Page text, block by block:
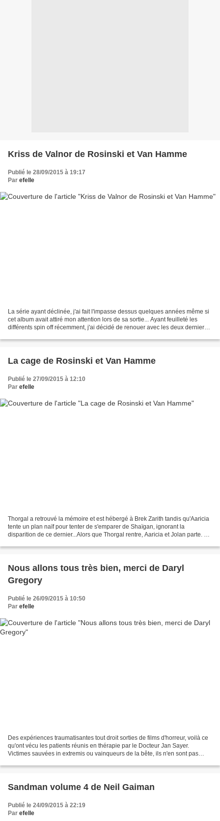
Kriss de Valnor de Rosinski et Van Hamme
Publié le 28/09/2015 à 19:17
Par efelle
La série ayant déclinée, j'ai fait l'impasse dessus quelques années même si
cet album avait attiré mon attention lors de sa sortie... Ayant feuilleté les
différents spin off récemment, j'ai décidé de renouer avec les deux derniers
La cage de Rosinski et Van Hamme
Publié le 27/09/2015 à 12:10
Par efelle
Thorgal a retrouvé la mémoire et est hébergé à Brek Zarith tandis qu'Aaricia
tente un plan naïf pour tenter de s'emparer de Shaïgan, ignorant la
disparition de ce dernier...Alors que Thorgal rentre, Aaricia et Jolan parte. Si
Nous allons tous très bien, merci de Daryl
Gregory
Publié le 26/09/2015 à 10:50
Par efelle
Des expériences traumatisantes tout droit sorties de films d'horreur, voilà ce
qu'ont vécu les patients réunis en thérapie par le Docteur Jan Sayer.
Victimes sauvées in extremis ou vainqueurs de la bête, ils n'en sont pas
Sandman volume 4 de Neil Gaiman
Publié le 24/09/2015 à 22:19
Par efelle